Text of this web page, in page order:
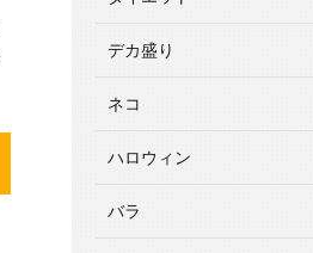
デカ盛り
ネコ
ハロウィン
バラ